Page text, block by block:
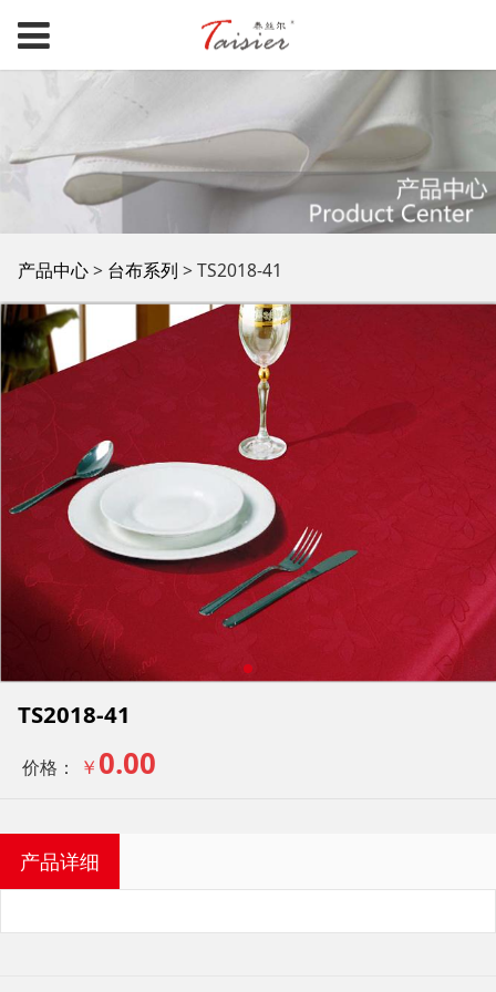
TS2018-41
产品中心> 台布系列 >TS2018-41
TS2018-41
价格： ￥ 0.00
产品详细